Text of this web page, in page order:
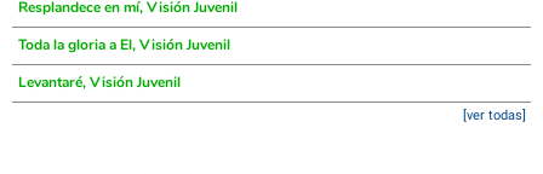
Resplandece en mí, Visión Juvenil
Toda la gloria a El, Visión Juvenil
Levantaré, Visión Juvenil
[ver todas]